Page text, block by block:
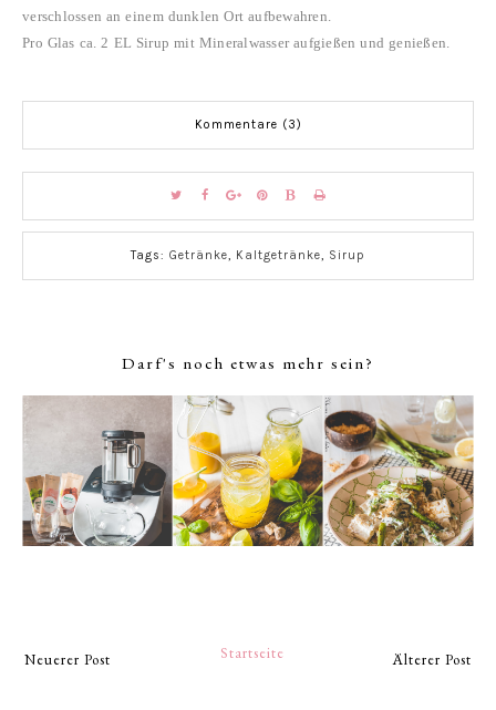
verschlossen an einem dunklen Ort aufbewahren.
Pro Glas ca. 2 EL Sirup mit Mineralwasser aufgießen und genießen.
Kommentare (3)
Tags: Getränke, Kaltgetränke, Sirup
Darf's noch etwas mehr sein?
Neuerer Post Älterer Post
Startseite